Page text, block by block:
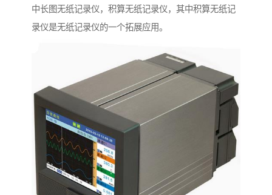
中长图无纸记录仪，积算无纸记录仪，其中积算无纸记
录仪是无纸记录仪的一个拓展应用。